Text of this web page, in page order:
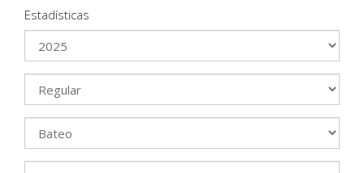
Estadísticas